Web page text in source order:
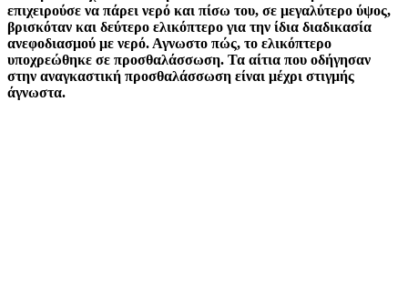
επιχειρούσε να πάρει νερό και πίσω του, σε μεγαλύτερο ύψος,
βρισκόταν και δεύτερο ελικόπτερο για την ίδια διαδικασία
ανεφοδιασμού με νερό. Αγνωστο πώς, το ελικόπτερο
υποχρεώθηκε σε προσθαλάσσωση. Τα αίτια που οδήγησαν
στην αναγκαστική προσθαλάσσωση είναι μέχρι στιγμής
άγνωστα.